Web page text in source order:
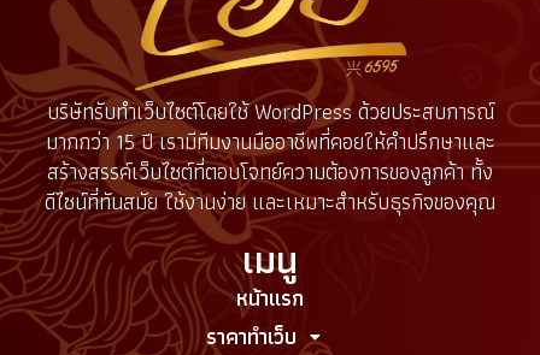
บริษัทรับทำเว็บไซต์โดยใช้ WordPress ด้วยประสบการณ์
มากกว่า 15 ปี เรามีทีมงานมืออาชีพที่คอยให้คำปรึกษาและ
สร้างสรรค์เว็บไซต์ที่ตอบโจทย์ความต้องการของลูกค้า ทั้ง
ดีไซน์ที่ทันสมัย ใช้งานง่าย และเหมาะสำหรับธุรกิจของคุณ
เมนู
หน้าแรก
ราคาทำเว็บ